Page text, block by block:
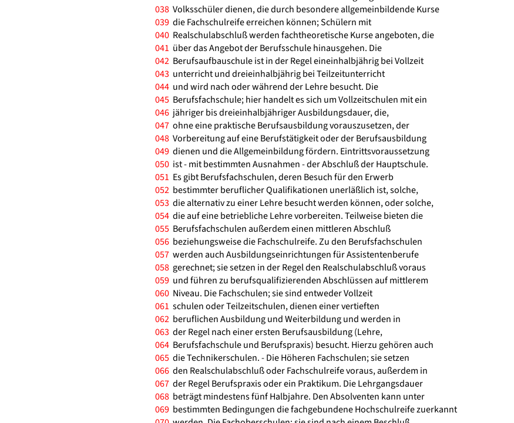
038 Volksschüler dienen, die durch besondere allgemeinbildende Kurse
039 die Fachschulreife erreichen können; Schülern mit
040 Realschulabschluß werden fachtheoretische Kurse angeboten, die
041 über das Angebot der Berufsschule hinausgehen. Die
042 Berufsaufbauschule ist in der Regel eineinhalbjährig bei Vollzeit
043 unterricht und dreieinhalbjährig bei Teilzeitunterricht
044 und wird nach oder während der Lehre besucht. Die
045 Berufsfachschule; hier handelt es sich um Vollzeitschulen mit ein
046 jähriger bis dreieinhalbjähriger Ausbildungsdauer, die,
047 ohne eine praktische Berufsausbildung vorauszusetzen, der
048 Vorbereitung auf eine Berufstätigkeit oder der Berufsausbildung
049 dienen und die Allgemeinbildung fördern. Eintrittsvoraussetzung
050 ist - mit bestimmten Ausnahmen - der Abschluß der Hauptschule.
051 Es gibt Berufsfachschulen, deren Besuch für den Erwerb
052 bestimmter beruflicher Qualifikationen unerläßlich ist, solche,
053 die alternativ zu einer Lehre besucht werden können, oder solche,
054 die auf eine betriebliche Lehre vorbereiten. Teilweise bieten die
055 Berufsfachschulen außerdem einen mittleren Abschluß
056 beziehungsweise die Fachschulreife. Zu den Berufsfachschulen
057 werden auch Ausbildungseinrichtungen für Assistentenberufe
058 gerechnet; sie setzen in der Regel den Realschulabschluß voraus
059 und führen zu berufsqualifizierenden Abschlüssen auf mittlerem
060 Niveau. Die Fachschulen; sie sind entweder Vollzeit
061 schulen oder Teilzeitschulen, dienen einer vertieften
062 beruflichen Ausbildung und Weiterbildung und werden in
063 der Regel nach einer ersten Berufsausbildung (Lehre,
064 Berufsfachschule und Berufspraxis) besucht. Hierzu gehören auch
065 die Technikerschulen. - Die Höheren Fachschulen; sie setzen
066 den Realschulabschluß oder Fachschulreife voraus, außerdem in
067 der Regel Berufspraxis oder ein Praktikum. Die Lehrgangsdauer
068 beträgt mindestens fünf Halbjahre. Den Absolventen kann unter
069 bestimmten Bedingungen die fachgebundene Hochschulreife zuerkannt